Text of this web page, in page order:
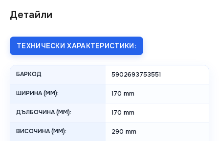
Детайли
ТЕХНИЧЕСКИ ХАРАКТЕРИСТИКИ:
БАРКОД 5902693753551
ШИРИНА (MM): 170 mm
ДЪЛБОЧИНА (MM): 170 mm
ВИСОЧИНА (MM): 290 mm